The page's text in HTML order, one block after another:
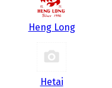
Heng Long
Hetai